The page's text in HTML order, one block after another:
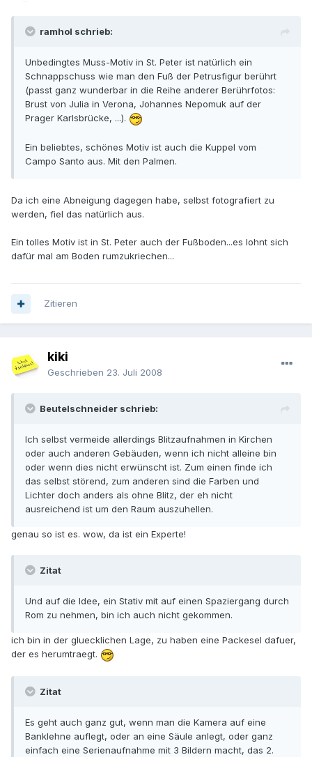
ramhol schrieb:
Unbedingtes Muss-Motiv in St. Peter ist natürlich ein
Schnappschuss wie man den Fuß der Petrusfigur berührt
(passt ganz wunderbar in die Reihe anderer Berührfotos:
Brust von Julia in Verona, Johannes Nepomuk auf der
Prager Karlsbrücke, ...).
Ein beliebtes, schönes Motiv ist auch die Kuppel vom
Campo Santo aus. Mit den Palmen.
Da ich eine Abneigung dagegen habe, selbst fotografiert zu
werden, fiel das natürlich aus.
Ein tolles Motiv ist in St. Peter auch der Fußboden...es lohnt sich
dafür mal am Boden rumzukriechen...
Zitieren
kiki
Geschrieben 23. Juli 2008
Beutelschneider schrieb:
Ich selbst vermeide allerdings Blitzaufnahmen in Kirchen
oder auch anderen Gebäuden, wenn ich nicht alleine bin
oder wenn dies nicht erwünscht ist. Zum einen finde ich
das selbst störend, zum anderen sind die Farben und
Lichter doch anders als ohne Blitz, der eh nicht
ausreichend ist um den Raum auszuhellen.
genau so ist es. wow, da ist ein Experte!
Zitat
Und auf die Idee, ein Stativ mit auf einen Spaziergang durch
Rom zu nehmen, bin ich auch nicht gekommen.
ich bin in der gluecklichen Lage, zu haben eine Packesel dafuer,
der es herumtraegt.
Zitat
Es geht auch ganz gut, wenn man die Kamera auf eine
Banklehne auflegt, oder an eine Säule anlegt, oder ganz
einfach eine Serienaufnahme mit 3 Bildern macht, das 2.